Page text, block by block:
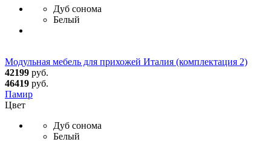
Дуб сонома
Белый
Модульная мебель для прихожей Италия (комплектация 2)
42199 руб.
46419 руб.
Памир
Цвет
Дуб сонома
Белый